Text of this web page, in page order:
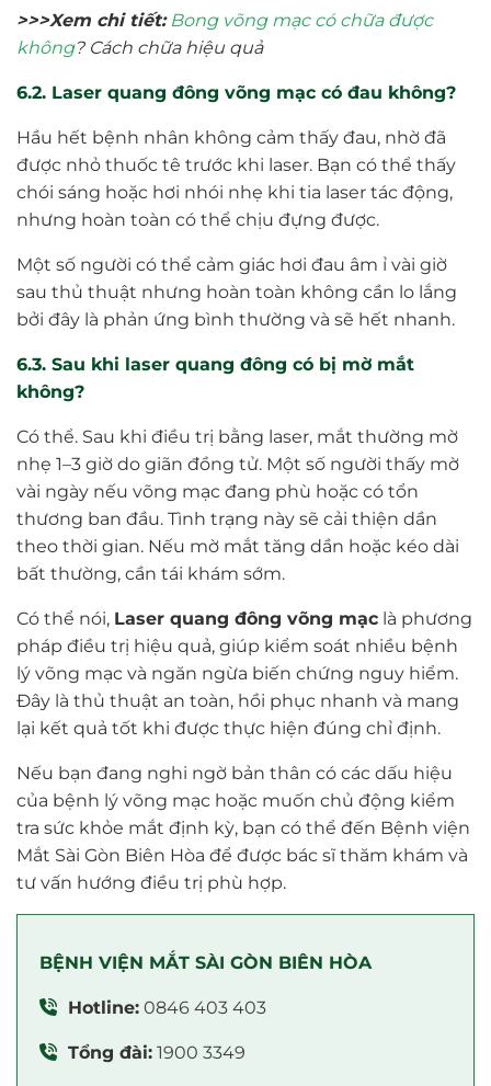
>>>Xem chi tiết: Bong võng mạc có chữa được
không? Cách chữa hiệu quả
6.2. Laser quang đông võng mạc có đau không?
Hầu hết bệnh nhân không cảm thấy đau, nhờ đã
được nhỏ thuốc tê trước khi laser. Bạn có thể thấy
chói sáng hoặc hơi nhói nhẹ khi tia laser tác động,
nhưng hoàn toàn có thể chịu đựng được.
Một số người có thể cảm giác hơi đau âm ỉ vài giờ
sau thủ thuật nhưng hoàn toàn không cần lo lắng
bởi đây là phản ứng bình thường và sẽ hết nhanh.
6.3. Sau khi laser quang đông có bị mờ mắt
không?
Có thể. Sau khi điều trị bằng laser, mắt thường mờ
nhẹ 1–3 giờ do giãn đồng tử. Một số người thấy mờ
vài ngày nếu võng mạc đang phù hoặc có tổn
thương ban đầu. Tình trạng này sẽ cải thiện dần
theo thời gian. Nếu mờ mắt tăng dần hoặc kéo dài
bất thường, cần tái khám sớm.
Có thể nói, Laser quang đông võng mạc là phương
pháp điều trị hiệu quả, giúp kiểm soát nhiều bệnh
lý võng mạc và ngăn ngừa biến chứng nguy hiểm.
Đây là thủ thuật an toàn, hồi phục nhanh và mang
lại kết quả tốt khi được thực hiện đúng chỉ định.
Nếu bạn đang nghi ngờ bản thân có các dấu hiệu
của bệnh lý võng mạc hoặc muốn chủ động kiểm
tra sức khỏe mắt định kỳ, bạn có thể đến Bệnh viện
Mắt Sài Gòn Biên Hòa để được bác sĩ thăm khám và
tư vấn hướng điều trị phù hợp.
BỆNH VIỆN MẮT SÀI GÒN BIÊN HÒA
Hotline: 0846 403 403
Tổng đài: 1900 3349